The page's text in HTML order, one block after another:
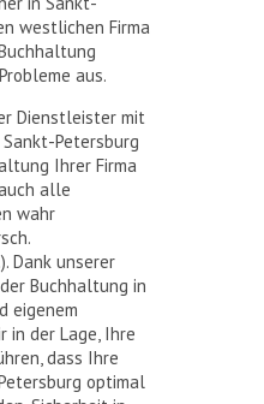
westlichen Firma
aus.
Dienstleister mit
Petersburg
Ihrer Firma
alle
wahr
Dank unserer
Buchhaltung in
eigenem
in der Lage, Ihre
dass Ihre
optimal